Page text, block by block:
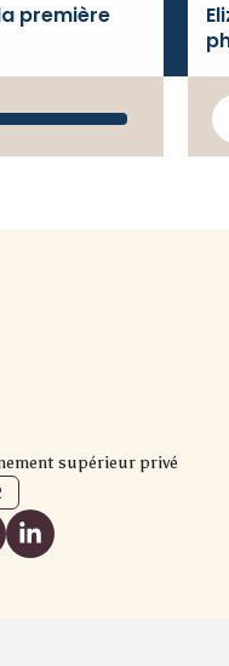
première
supérieur privé